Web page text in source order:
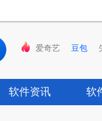
爱奇艺 豆包
软件资讯 软